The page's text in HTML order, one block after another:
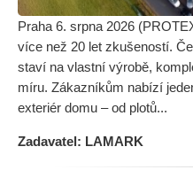
Praha 6. srpna 2026
více než 20 let zkušeností.
staví na vlastní výrobě,
míru. Zákazníkům nabízí
exteriér domu – od plotů...
Zadavatel: LAMARK